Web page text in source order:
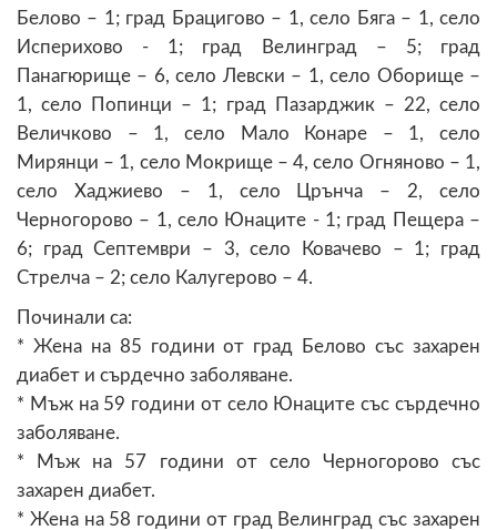
Белово – 1; град Брацигово – 1, село Бяга – 1, село
Исперихово - 1; град Велинград – 5; град
Панагюрище – 6, село Левски – 1, село Оборище –
1, село Попинци – 1; град Пазарджик – 22, село
Величково – 1, село Мало Конаре – 1, село
Мирянци – 1, село Мокрище – 4, село Огняново – 1,
село Хаджиево – 1, село Црънча – 2, село
Черногорово – 1, село Юнаците - 1; град Пещера –
6; град Септември – 3, село Ковачево – 1; град
Стрелча – 2; село Калугерово – 4.
Починали са:
* Жена на 85 години от град Белово със захарен
диабет и сърдечно заболяване.
* Мъж на 59 години от село Юнаците със сърдечно
заболяване.
* Мъж на 57 години от село Черногорово със
захарен диабет.
* Жена на 58 години от град Велинград със захарен